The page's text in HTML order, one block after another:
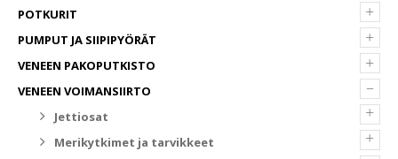
+
POTKURIT
+
PUMPUT JA SIIPIPYÖRÄT
+
VENEEN PAKOPUTKISTO
–
VENEEN VOIMANSIIRTO
+
Jettiosat
+
Merikytkimet ja tarvikkeet